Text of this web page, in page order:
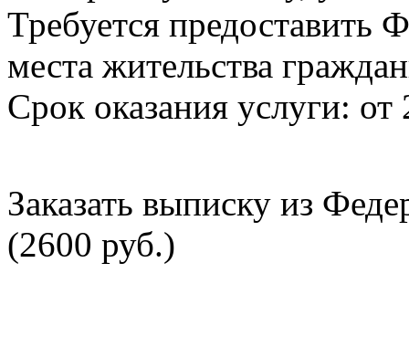
Требуется
места жительства
Срок оказания услуги: от
Заказать выписку из
(2600 руб.)